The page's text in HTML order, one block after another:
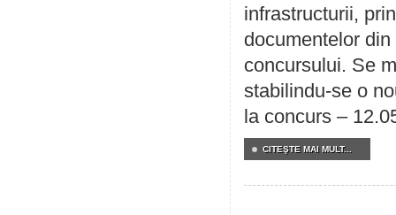
infrastructurii,
documentelor
concursului. Se
stabilindu-se o
la concurs –
CITEŞTE MAI MULT...